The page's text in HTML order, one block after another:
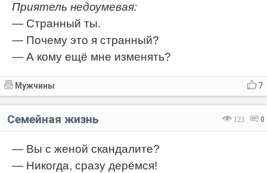
Приятель недоумевая:
— Странный ты.
— Почему это я странный?
— А кому ещё мне изменять?
7
Мужчины
123 0
Семейная жизнь
— Вы с женой скандалите?
— Никогда, сразу дерёмся!